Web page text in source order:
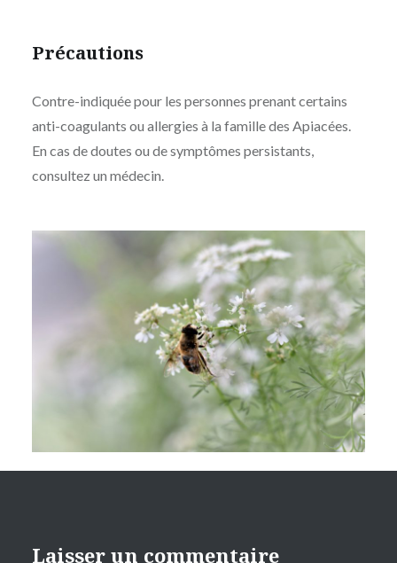
Précautions
Contre-indiquée pour les personnes prenant certains
anti-coagulants ou allergies à la famille des Apiacées.
En cas de doutes ou de symptômes persistants,
consultez un médecin.
Laisser un commentaire